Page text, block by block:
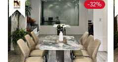
-32%